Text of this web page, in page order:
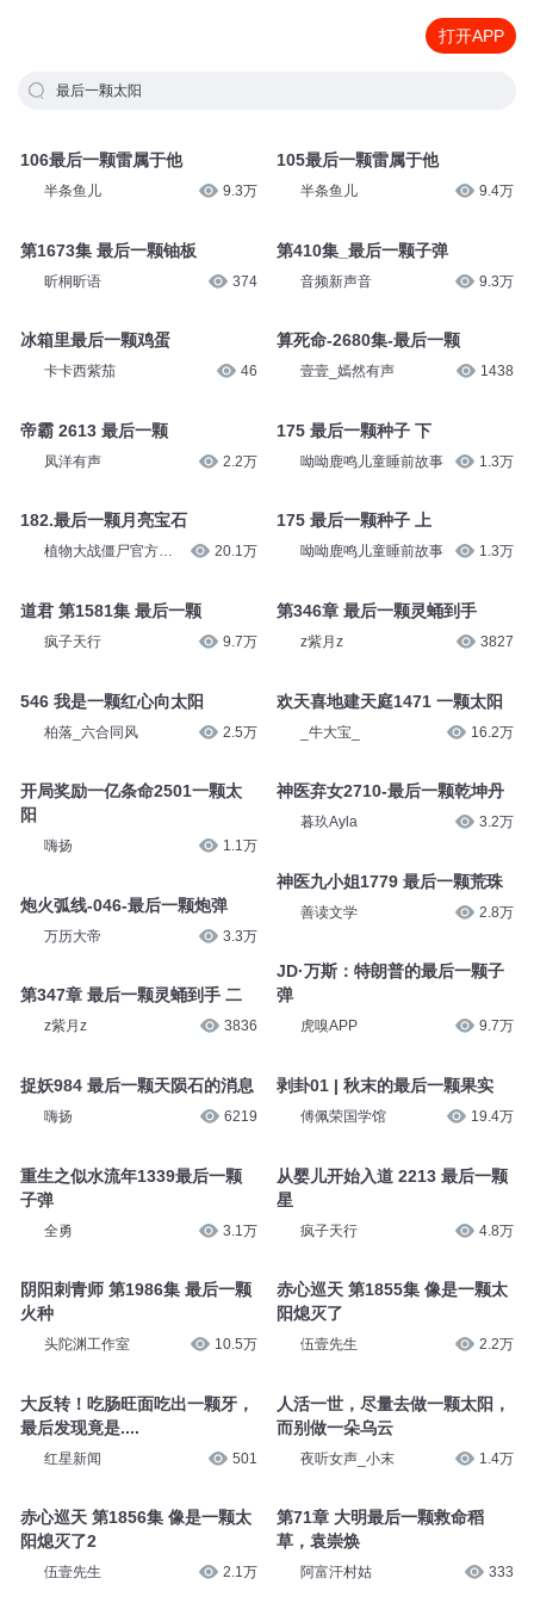
打开APP
最后一颗太阳
106最后一颗雷属于他
半条鱼儿 9.3万
第1673集 最后一颗铀板
昕桐昕语 374
冰箱里最后一颗鸡蛋
卡卡西紫茄 46
帝霸 2613 最后一颗
凤洋有声 2.2万
182.最后一颗月亮宝石
植物大战僵尸官方频
20.1万
道君 第1581集 最后一颗
疯子天行 9.7万
546 我是一颗红心向太阳
柏落_六合同风 2.5万
开局奖励一亿条命2501一颗太
阳
嗨扬 1.1万
炮火弧线-046-最后一颗炮弹
万历大帝 3.3万
第347章 最后一颗灵蛹到手 二
z紫月z 3836
捉妖984 最后一颗天陨石的消息
嗨扬 6219
重生之似水流年1339最后一颗
子弹
全勇 3.1万
阴阳刺青师 第1986集 最后一颗
火种
头陀渊工作室 10.5万
大反转！吃肠旺面吃出一颗牙，
最后发现竟是....
红星新闻 501
赤心巡天 第1856集 像是一颗太
阳熄灭了2
伍壹先生 2.1万
105最后一颗雷属于他
半条鱼儿 9.4万
第410集_最后一颗子弹
音频新声音 9.3万
算死命-2680集-最后一颗
壹壹_嫣然有声 1438
175 最后一颗种子 下
呦呦鹿鸣儿童睡前故事 1.3万
175 最后一颗种子 上
呦呦鹿鸣儿童睡前故事 1.3万
第346章 最后一颗灵蛹到手
z紫月z 3827
欢天喜地建天庭1471 一颗太阳
_牛大宝_ 16.2万
神医弃女2710-最后一颗乾坤丹
暮玖Ayla 3.2万
神医九小姐1779 最后一颗荒珠
善读文学 2.8万
JD·万斯：特朗普的最后一颗子
弹
虎嗅APP 9.7万
剥卦01 | 秋末的最后一颗果实
傅佩荣国学馆 19.4万
从婴儿开始入道 2213 最后一颗
星
疯子天行 4.8万
赤心巡天 第1855集 像是一颗太
阳熄灭了
伍壹先生 2.2万
人活一世，尽量去做一颗太阳，​
而别做一朵乌云
夜听女声_小末 1.4万
第71章 大明最后一颗救命稻
草，袁崇焕
阿富汗村姑 333